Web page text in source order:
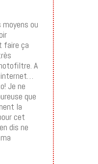
moyens ou
faire ça
A
internet…
Je ne
que
la
cet
dis ne